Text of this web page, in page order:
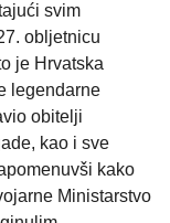
svim
obljetnicu
je Hrvatska
legendarne
obitelji
kao i sve
kako
Ministarstvo